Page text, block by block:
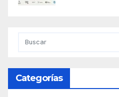
Categorías